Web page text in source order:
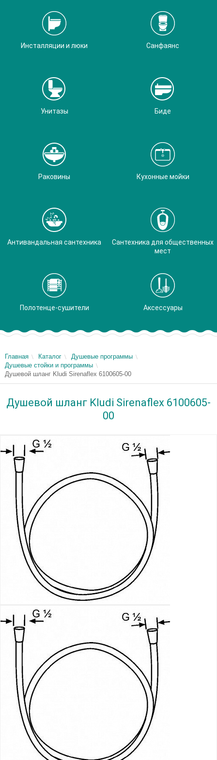
Инсталляции и люки Санфаянс
Унитазы Биде
Раковины Кухонные мойки
Антивандальная сантехника
Сантехника для общественных
мест
Полотенце-сушители Аксессуары
Главная Каталог
Душевые программы
Душевые стойки и программы
Душевой шланг Kludi Sirenaflex 6100605-00
Душевой шланг Kludi Sirenaflex 6100605-
00